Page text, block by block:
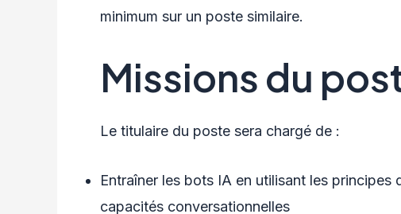
minimum sur un poste similaire.
Missions du
Le titulaire du poste sera chargé de :
Entraîner les bots IA en utilisant les
capacités conversationnelles